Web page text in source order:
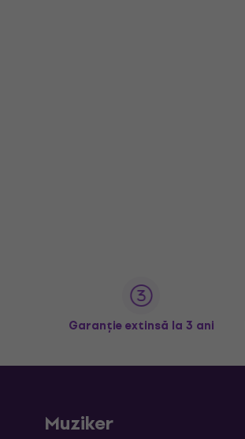
Garanție extinsă la 3 ani
Muziker